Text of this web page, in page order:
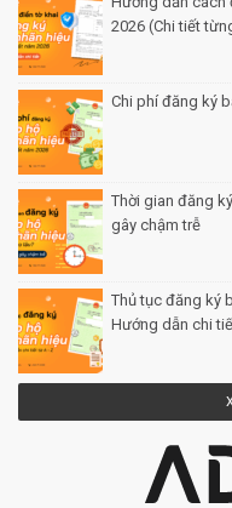
2026 (Chi tiết
Chi phí đăng ký
Thời gian đăng
gây chậm trễ
Thủ tục đăng ký
Hướng dẫn chi